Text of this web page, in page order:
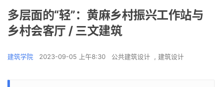
多层面的“轻”：黄麻乡村振兴工作站与
乡村会客厅 / 三文建筑
建筑学院 2023-09-05 上午8:30 公共建筑设计 , 建筑设计